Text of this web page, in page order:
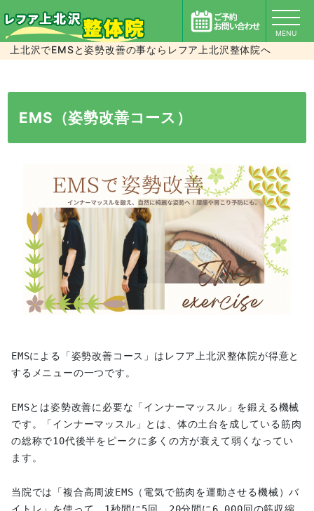
MENU
上北沢でEMSと姿勢改善の事ならレフア上北沢整体院へ
EMS（姿勢改善コース）
EMSによる「姿勢改善コース」はレフア上北沢整体院が得意と
するメニューの一つです。
EMSとは姿勢改善に必要な「インナーマッスル」を鍛える機械
です。「インナーマッスル」とは、体の土台を成している筋肉
の総称で10代後半をピークに多くの方が衰えて弱くなってい
ます。
当院では「複合高周波EMS（電気で筋肉を運動させる機械）バ